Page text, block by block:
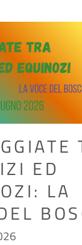
ED
LA